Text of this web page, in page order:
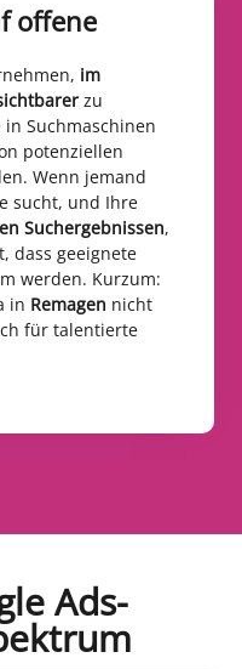
offene
im
zu
Suchmaschinen
potenziellen
Wenn jemand
sucht, und Ihre
Suchergebnissen,
dass geeignete
werden. Kurzum:
in Remagen nicht
für talentierte
Ads-